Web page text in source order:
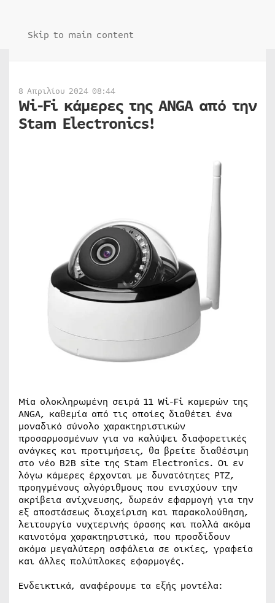
Skip to main content
8 Απριλίου 2024 08:44
Wi-Fi κάμερες της ANGA από την
Stam Electronics!
Μία ολοκληρωμένη σειρά 11 Wi-Fi καμερών της
ANGA, καθεμία από τις οποίες διαθέτει ένα
μοναδικό σύνολο χαρακτηριστικών
προσαρμοσμένων για να καλύψει διαφορετικές
ανάγκες και προτιμήσεις, θα βρείτε διαθέσιμη
στο νέο B2B site της Stam Electronics. Οι εν
λόγω κάμερες έρχονται με δυνατότητες PTZ,
προηγμένους αλγόριθμους που ενισχύουν την
ακρίβεια ανίχνευσης, δωρεάν εφαρμογή για την
εξ αποστάσεως διαχείριση και παρακολούθηση,
λειτουργία νυχτερινής όρασης και πολλά ακόμα
καινοτόμα χαρακτηριστικά, που προσδίδουν
ακόμα μεγαλύτερη ασφάλεια σε οικίες, γραφεία
και άλλες πολύπλοκες εφαρμογές.
Ενδεικτικά, αναφέρουμε τα εξής μοντέλα: